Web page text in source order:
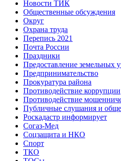
Новости ТИК
Общественные обсуждения
Округ
Охрана труда
Перепись 2021
Почта России
Праздники
Предоставление земельных
Предпринимательство
Прокуратура района
Противодействие коррупции
Противодействие
Публичные слушания и
Роскадастр информирует
Согаз-Мед
Соцзащита и НКО
Спорт
ТКО